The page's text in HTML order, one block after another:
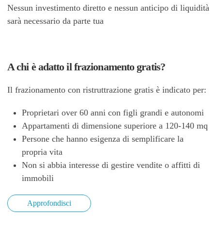
Nessun investimento diretto e nessun anticipo di liquidità
sarà necessario da parte tua
A chi è adatto il frazionamento gratis?
Il frazionamento con ristruttrazione gratis è indicato per:
Proprietari over 60 anni con figli grandi e autonomi
Appartamenti di dimensione superiore a 120-140 mq
Persone che hanno esigenza di semplificare la
propria vita
Non si abbia interesse di gestire vendite o affitti di
immobili
Approfondisci